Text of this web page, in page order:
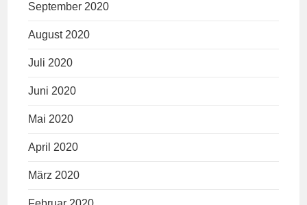
September 2020
August 2020
Juli 2020
Juni 2020
Mai 2020
April 2020
März 2020